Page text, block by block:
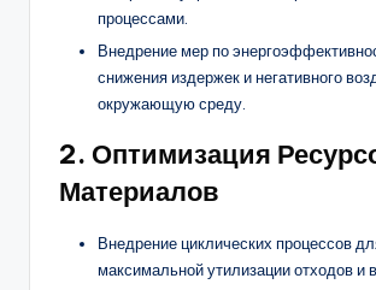
процессами.
Внедрение мер по
снижения издержек и негативного
окружающую среду.
2. Оптимизация
Материалов
Внедрение циклических процессов
максимальной утилизации отходов и